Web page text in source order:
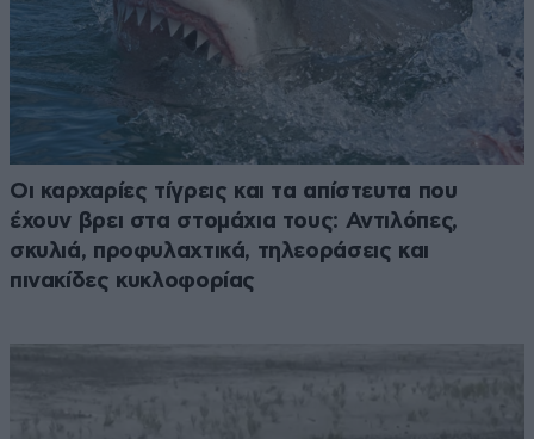
Οι καρχαρίες τίγρεις και τα απίστευτα που
έχουν βρει στα στομάχια τους: Αντιλόπες,
σκυλιά, προφυλαχτικά, τηλεοράσεις και
πινακίδες κυκλοφορίας